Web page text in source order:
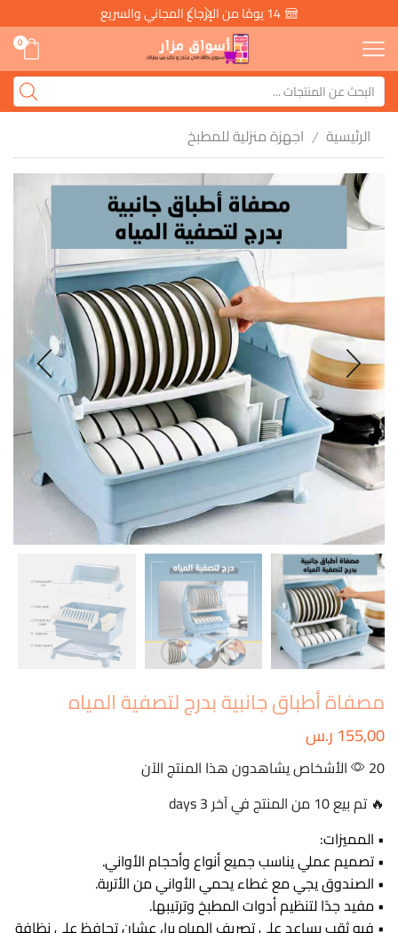
14 يومًا من الإرجاع المجاني والسريع
0
الرئيسية / اجهزة منزلية للمطبخ
مصفاة أطباق جانبية بدرج لتصفية المياه
155,00 ر.س
20 الأشخاص يشاهدون هذا المنتج الآن
🔥 تم بيع 10 من المنتج في آخر 3 days
• المميزات:
• تصميم عملي يناسب جميع أنواع وأحجام الأواني.
• الصندوق يجي مع غطاء يحمي الأواني من الأتربة.
• مفيد جدًا لتنظيم أدوات المطبخ وترتيبها.
• فيه ثقب يساعد على تصريف المياه برا، عشان تحافظ على نظافة